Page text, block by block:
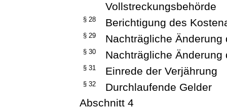
Vollstreckungsbehörde
§ 28 Berichtigung des
§ 29 Nachträgliche
§ 30 Nachträgliche Änderung
§ 31 Einrede der Verjährung
§ 32
Durchlaufende Gelder
Abschnitt 4